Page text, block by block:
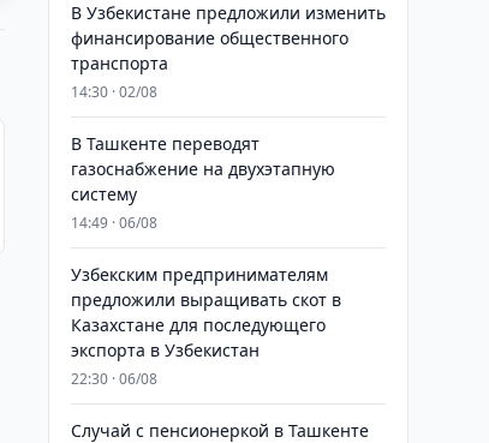
В Узбекистане предложили изменить
финансирование общественного
транспорта
14:30 · 02/08
В Ташкенте переводят
газоснабжение на двухэтапную
систему
14:49 · 06/08
Узбекским предпринимателям
предложили выращивать скот в
Казахстане для последующего
экспорта в Узбекистан
22:30 · 06/08
Случай с пенсионеркой в Ташкенте